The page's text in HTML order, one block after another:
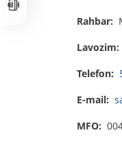
Rahbar:
Lavozim:
Telefon:
E-mail:
MFO: